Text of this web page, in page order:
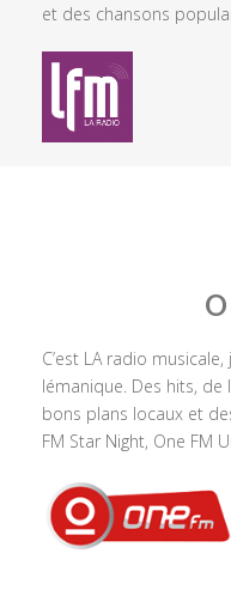
et des chansons
C’est LA radio
lémanique. Des hits,
bons plans locaux et
FM Star Night, One FM